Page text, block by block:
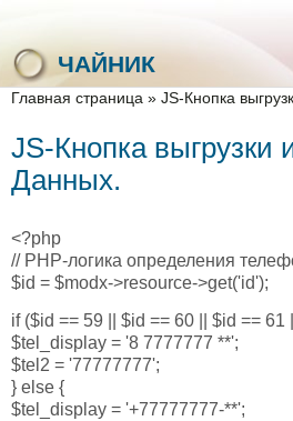
ЧАЙНИК
You are here
Главная страница » JS-Кнопка
JS-Кнопка выгрузки
Данных.
<?php
// PHP-логика определения
$id = $modx->resource->get('id');
if ($id == 59 || $id == 60 || $id == 61
$tel_display = '8 7777777 **';
$tel2 = '77777777';
} else {
$tel_display = '+77777777-**';